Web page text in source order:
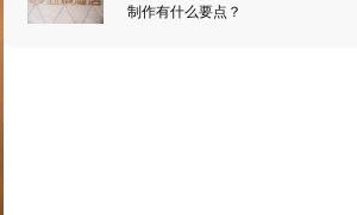
制作有什么要点？